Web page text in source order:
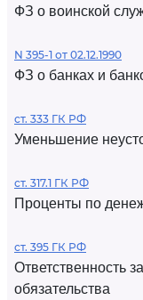
ФЗ о воинской
N 395-1 от 02.12.1990
ФЗ о банках и
ст. 333 ГК РФ
Уменьшение
ст. 317.1 ГК РФ
Проценты по
ст. 395 ГК РФ
Ответственность
обязательства